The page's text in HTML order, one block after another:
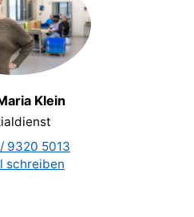
Klein
9320 5013
schreiben